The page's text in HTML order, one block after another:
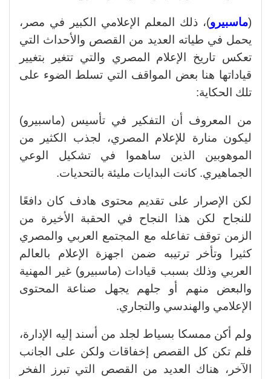
(ماسبيرو)، ذلك المعلم الإعلامي الكبير في مصر،
يحمل في طياته العديد من القصص والأحداث التي
تعكس تاريخ الإعلام المصري والتي تتغير بتغيير
قياداتها هنا بعض المواقف التي تسلط الضوء على
تلك الحكاية:
من المعروف أن التفكير في تأسيس (ماسبيرو)
ليكون منارة للإعلام المصري، لجذب الكثير من
الموهوبين الذين ساهموا في تشكيل الوعي
الجماهيري. كانت البدايات مليئة بالتحديات.
لكن الإصرار على تقديم محتوى هادف كان دافعًا
للنجاح لكن هذا النجاح في الحقبة الأخيرة من
الزمن توقف تفاعله مع المجتمع العربي والمصري
كثيرا وتأخر ترتيبه ضمن اجهزة الإعلام بالعالم
العربي وذلك بسبب قيادات (ماسبيرو) غير المهنية
والبعض منهم أو جلهم يجهل صناعة المحتوى
الإعلامي والهندسي والتجاري.
ولم أكن ممسكا بسياط لجلد من أسند إليه الإدارة،
فلم تكن كل القصص إخفاقات ولكن على الجانب
الآخر، هناك العديد من القصص التي تبرز الفخر